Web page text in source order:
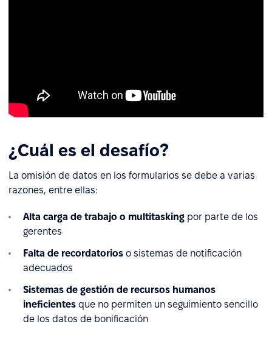
¿Cuál es el desafío?
La omisión de datos en los formularios se debe a varias
razones, entre ellas:
Alta carga de trabajo o multitasking por parte de los
gerentes
Falta de recordatorios o sistemas de notificación
adecuados
Sistemas de gestión de recursos humanos
ineficientes que no permiten un seguimiento sencillo
de los datos de bonificación